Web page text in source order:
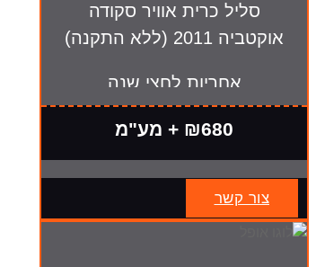
סליל כרית אוויר סקודה
אוקטביה 2011 (ללא התקנה)
אחריות לחצי שנה
₪680 + מע"מ
צור קשר